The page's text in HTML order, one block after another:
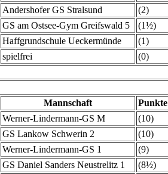
Andershofer GS Stralsund (2)
GS am Ostsee-Gym Greifswald 5 (1½)
Haffgrundschule Ueckermünde (1)
spielfrei (0)
Mannschaft Punkte
Werner-Lindermann-GS M (10)
GS Lankow Schwerin 2 (10)
Werner-Lindermann-GS 1 (9)
GS Daniel Sanders Neustrelitz 1 (8½)